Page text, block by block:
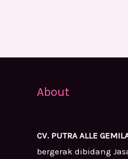
About
CV. PUTRA ALLE
bergerak dibidang